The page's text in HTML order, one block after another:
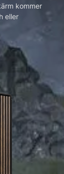
kommer
eller